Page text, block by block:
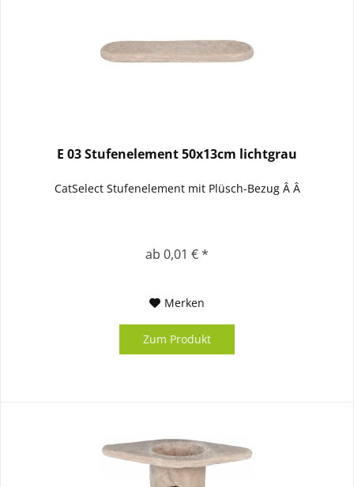
E 03 Stufenelement 50x13cm lichtgrau
CatSelect Stufenelement mit Plüsch-Bezug Â Â
ab 0,01 € *
Merken
Zum Produkt